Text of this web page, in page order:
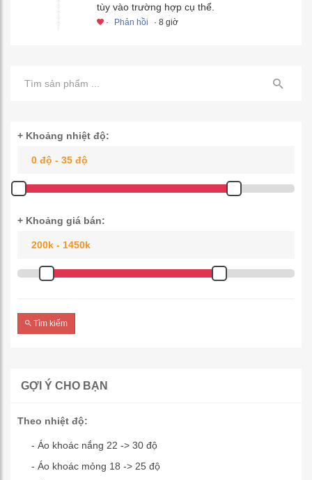
tùy vào trường hợp cụ thể.
· Phản hồi · 8 giờ
+ Khoảng nhiệt độ:
+ Khoảng giá bán:
Tìm kiếm
GỢI Ý CHO BẠN
Theo nhiệt độ:
- Áo khoác nắng 22 -> 30 độ
- Áo khoác mỏng 18 -> 25 độ